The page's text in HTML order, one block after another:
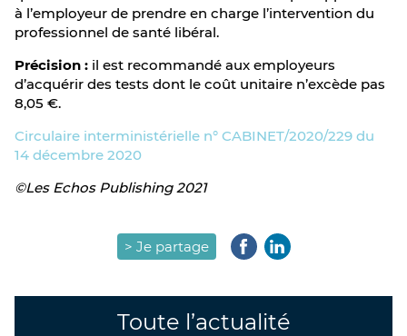
à l’employeur de prendre en charge l’intervention du
professionnel de santé libéral.
Précision : il est recommandé aux employeurs
d’acquérir des tests dont le coût unitaire n’excède pas
8,05 €.
Circulaire interministérielle n° CABINET/2020/229 du
14 décembre 2020
©Les Echos Publishing 2021
> Je partage
Toute l’actualité